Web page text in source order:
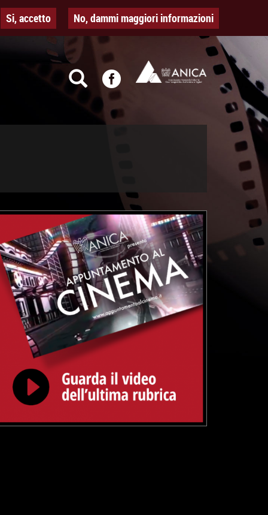
Si, accetto No, dammi maggiori informazioni